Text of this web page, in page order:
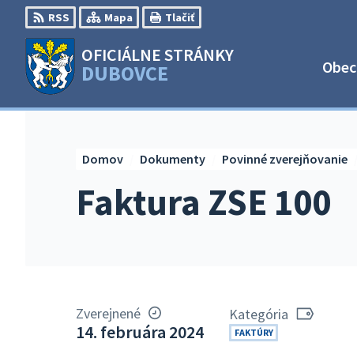
Preskočiť
na
obsah
RSS Mapa Tlačiť
OFICIÁLNE STRÁNKY
DUBOVCE Obec
Faktura ZSE 100
Domov Dokumenty Povinné zverejňovanie
Zverejnené
14. februára 2024
Kategória
FAKTÚRY